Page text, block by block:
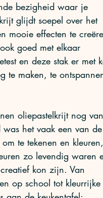
bezigheid waar je
glijdt soepel over het
mooie effecten te
goed met elkaar
en deze stak er met
te maken, te
oliepastelkrijt nog van
het vaak een van de
te tekenen en kleuren,
zo levendig waren
kon zijn. Van
op school tot kleurrijke